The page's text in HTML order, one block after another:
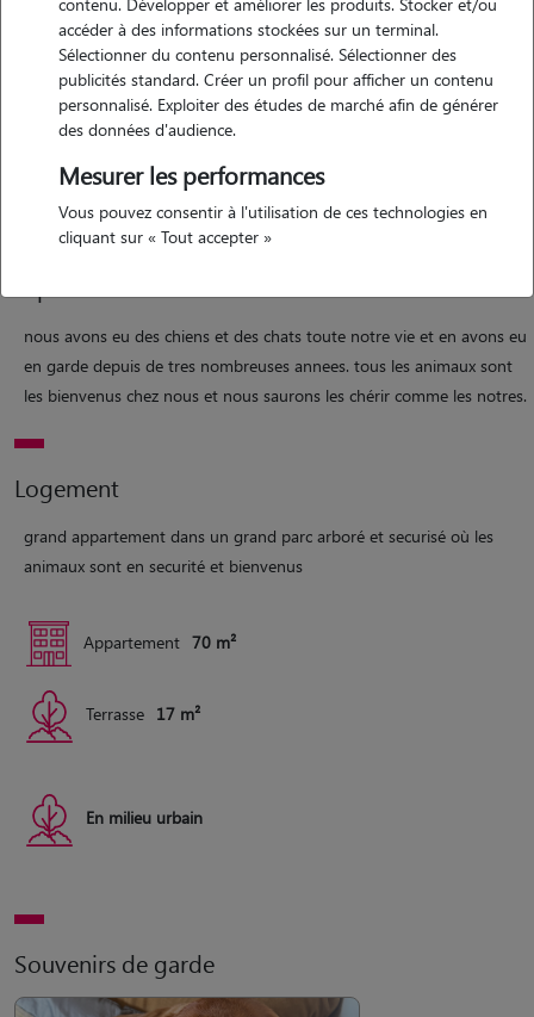
Motivation
nous avons toujours eu et gardé des animaux et nous les chérissons
tels nos enfants plus que tout. votre petit compagnon sera aux petits
soins avec nous, nous sommes retraités, disponibles et a sa
disposition totale. il nous tarde de le rencontrer
nous avons eu des chiens et des chats toute notre vie et en avons eu
en garde depuis de tres nombreuses annees. tous les animaux sont
les bienvenus chez nous et nous saurons les chérir comme les notres.
Logement
grand appartement dans un grand parc arboré et securisé où les
animaux sont en securité et bienvenus
Appartement 70 m²
Terrasse 17 m²
En milieu urbain
Souvenirs de garde
accéder à des informations stockées sur un terminal.
Sélectionner du contenu personnalisé. Sélectionner des
publicités standard. Créer un profil pour afficher un contenu
personnalisé. Exploiter des études de marché afin de générer
des données d'audience.
Mesurer les performances
Vous pouvez consentir à l'utilisation de ces technologies en
cliquant sur « Tout accepter »